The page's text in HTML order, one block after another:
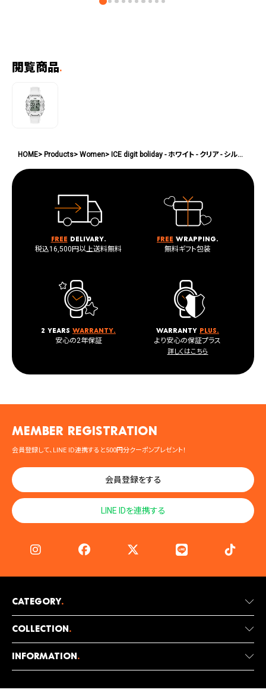
閲覧商品.
HOME Products Women ICE digit boliday - ホワイト - クリア - シルバー - スモール
Free delivary.
税込16,500円以上送料無料
Free wrapping.
無料ギフト包装
2 years warranty.
安心の2年保証
warranty plus.
より安心の保証プラス
詳しくはこちら
MEMBER registration
会員登録して、LINE ID連携すると500円分クーポンプレゼント！
会員登録をする
LINE IDを連携する
Category.
Collection.
Information.